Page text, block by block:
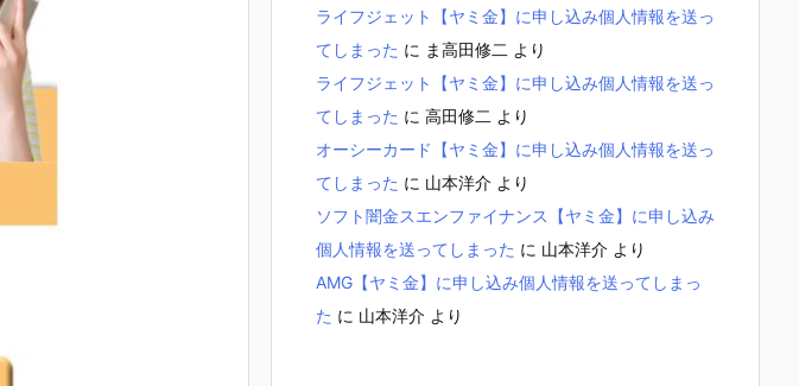
ライフジェット【ヤミ金】に申し込み個人情報を送っ
てしまった に ま高田修二 より
ライフジェット【ヤミ金】に申し込み個人情報を送っ
てしまった に 高田修二 より
オーシーカード【ヤミ金】に申し込み個人情報を送っ
てしまった に 山本洋介 より
ソフト闇金スエンファイナンス【ヤミ金】に申し込み
個人情報を送ってしまった に 山本洋介 より
AMG【ヤミ金】に申し込み個人情報を送ってしまっ
た に 山本洋介 より